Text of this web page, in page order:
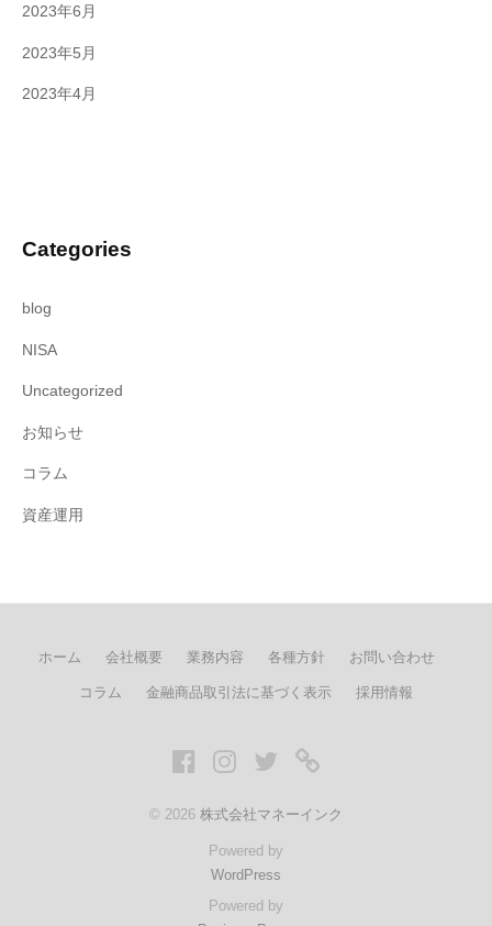
2023年6月
2023年5月
2023年4月
Categories
blog
NISA
Uncategorized
お知らせ
コラム
資産運用
ホーム 会社概要 業務内容 各種方針 お問い合わせ
コラム 金融商品取引法に基づく表示 採用情報
FacebookInstagram
twitter
© 2026 株式会社マネーインク
Powered by
WordPress
Powered by